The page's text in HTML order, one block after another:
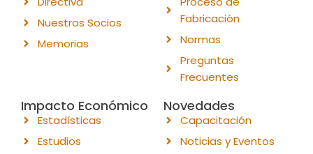
Nuestros Socios
Memorias
Fabricación
Normas
Preguntas
Frecuentes
Impacto Económico
Estadísticas
Estudios
Novedades
Capacitación
Noticias y Eventos